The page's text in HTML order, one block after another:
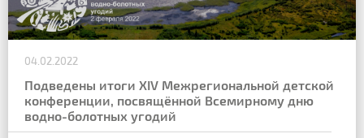
04.02.2022
Подведены итоги XIV Межрегиональной детской
конференции, посвящённой Всемирному дню
водно-болотных угодий